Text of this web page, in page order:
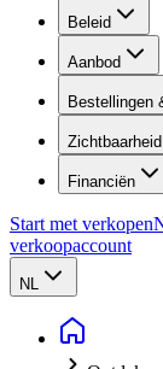
Beleid
Aanbod
Bestellingen
Zichtbaarheid
Financiën
Start met verkopen
verkoopaccount
NL